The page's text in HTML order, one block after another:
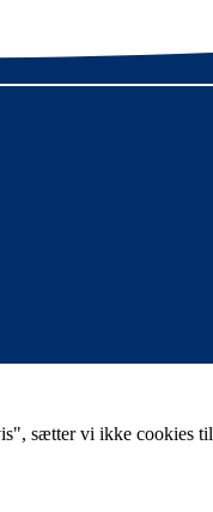
sætter vi ikke cookies til